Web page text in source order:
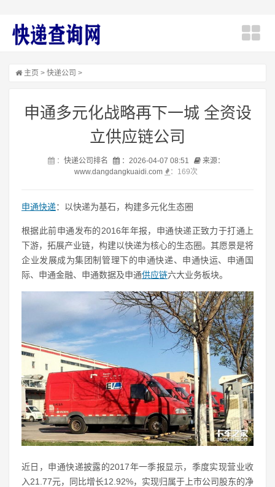
主页 > 快递公司 >
申通多元化战略再下一城 全资设
立供应链公司
： 快递公司排名 ：2026-04-07 08:51
来源：
www.dangdangkuaidi.com
： 169次
申通快递：以快递为基石，构建多元化生态圈
根据此前申通发布的2016年年报，申通快递正致力于打通上
下游，拓展产业链，构建以快递为核心的生态圈。其愿景是将
企业发展成为集团制管理下的申通快递、申通快运、申通国
际、申通金融、申通数据及申通供应链六大业务板块。
近日，申通快递披露的2017年一季报显示，季度实现营业收
入21.77元，同比增长12.92%，实现归属于上市公司股东的净